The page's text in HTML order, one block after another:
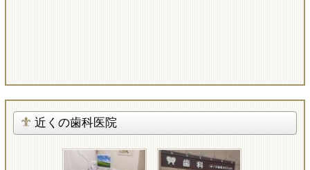
近くの歯科医院